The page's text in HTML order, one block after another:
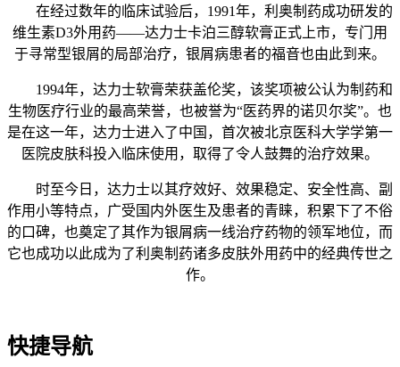
在经过数年的临床试验后，1991年，利奥制药成功研发的
维生素D3外用药——达力士卡泊三醇软膏正式上市，专门用
于寻常型银屑的局部治疗，银屑病患者的福音也由此到来。
1994年，达力士软膏荣获盖伦奖，该奖项被公认为制药和
生物医疗行业的最高荣誉，也被誉为“医药界的诺贝尔奖”。也
是在这一年，达力士进入了中国，首次被北京医科大学学第一
医院皮肤科投入临床使用，取得了令人鼓舞的治疗效果。
时至今日，达力士以其疗效好、效果稳定、安全性高、副
作用小等特点，广受国内外医生及患者的青睐，积累下了不俗
的口碑，也奠定了其作为银屑病一线治疗药物的领军地位，而
它也成功以此成为了利奥制药诸多皮肤外用药中的经典传世之
作。
快捷导航